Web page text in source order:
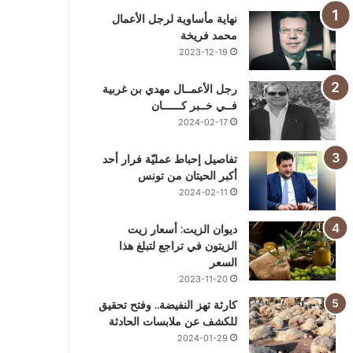
نهاية مأساوية لرجل الأعمال
محمد فريخة
2023-12-19
رجل الأعمــال مهدي بن غربية
فــي خــبر كــــــان
2024-02-17
تفاصيل إحباط عمليّة فرار أحد
أكبر الحيتان من تونس
2024-02-11
ديوان الزيت: أسعار زيت
الزيتون في تراجع لتبلغ هذا
السعر
2023-11-20
كارثة تهز النفيضة.. وفتح تحقيق
للكشف عن ملابسات الحادثة
2024-01-29